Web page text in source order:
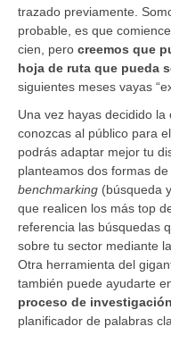
trazado previamente.
probable, es que
cien, pero creemos que
hoja de ruta que pueda
siguientes meses vayas
Una vez hayas decidido
conozcas al público para
podrás adaptar mejor tu
planteamos dos formas
benchmarking (búsqueda
que realicen los más top
referencia las búsquedas
sobre tu sector mediante
Otra herramienta del
también puede ayudarte
proceso de
planificador de palabras